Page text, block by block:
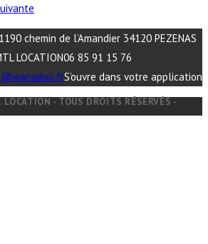
1190 chemin de l’Amandier 34120 PEZENAS
LOCATION06 85 91 15 76
S’ouvre dans votre application
- TOUS DROITS RÉSERVÉS -